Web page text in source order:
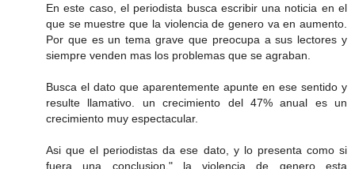
En este caso, el periodista busca escribir una noticia en el
que se muestre que la violencia de genero va en aumento.
Por que es un tema grave que preocupa a sus lectores y
siempre venden mas los problemas que se agraban.
Busca el dato que aparentemente apunte en ese sentido y
resulte llamativo. un crecimiento del 47% anual es un
crecimiento muy espectacular.
Asi que el periodistas da ese dato, y lo presenta como si
fuera una conclusion." la violencia de genero esta